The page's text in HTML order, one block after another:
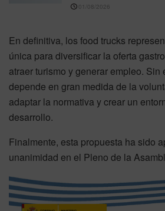
01/08/2026
En definitiva, los food trucks
única para diversificar la oferta
atraer turismo y generar empleo. Sin
depende en gran medida de la
adaptar la normativa y crear un
desarrollo.
Finalmente, esta propuesta ha sido
unanimidad en el Pleno de la